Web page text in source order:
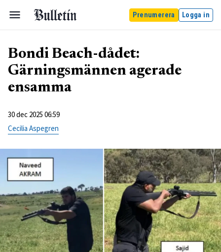
Prenumerera Logga in
Bondi Beach-dådet:
Gärningsmännen agerade
ensamma
30 dec 2025 06:59
Cecilia Aspegren